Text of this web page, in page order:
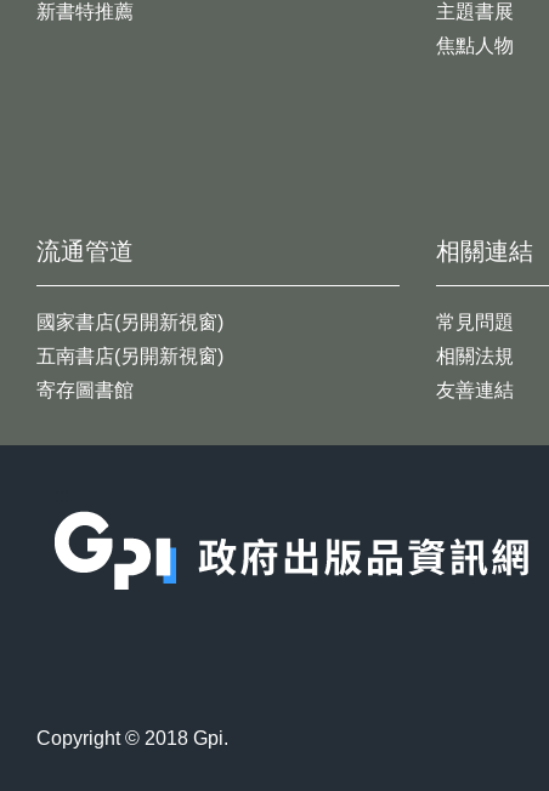
新書特推薦
主題書展
焦點人物
流通管道
國家書店(另開新視窗)
五南書店(另開新視窗)
寄存圖書館
相關連結
常見問題
相關法規
友善連結
Copyright © 2018 Gpi.